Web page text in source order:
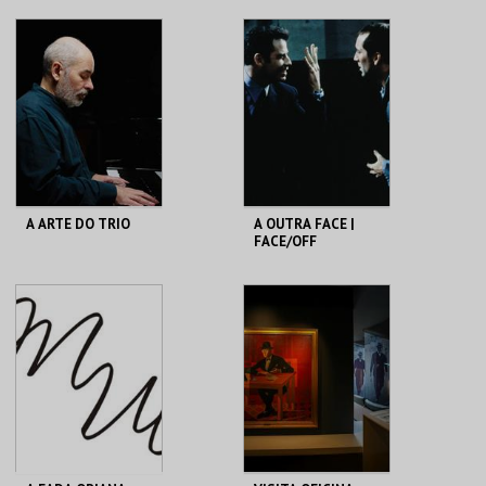
MAIS INFO
COMPRAR
TEATRO
VARIEDADES
MAIS INFO
A ARTE DO TRIO
SÃO LUIZ TEATRO
MUNICIPAL
MAIS INFO
COMPRAR
A OUTRA FACE |
FACE/OFF
MAIS INFO
COMPRAR